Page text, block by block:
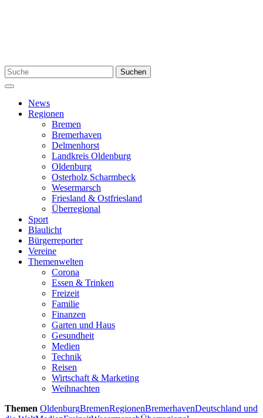
Suchen
nach:
Suchen
Menü
News
Regionen
Bremen
Bremerhaven
Delmenhorst
Landkreis Oldenburg
Oldenburg
Osterholz Scharmbeck
Wesermarsch
Friesland & Ostfriesland
Überregional
Sport
Blaulicht
Bürgerreporter
Vereine
Themenwelten
Corona
Essen & Trinken
Freizeit
Familie
Finanzen
Garten und Haus
Gesundheit
Medien
Technik
Reisen
Wirtschaft & Marketing
Weihnachten
Themen OldenburgBremenRegionenBremerhavenDeutschland und